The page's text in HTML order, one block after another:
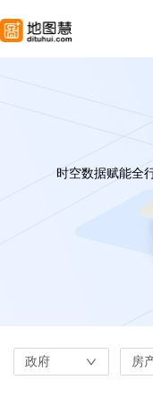
时空数据赋能全
政府 房